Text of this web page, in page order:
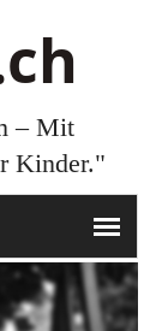
– Mit
Kinder."